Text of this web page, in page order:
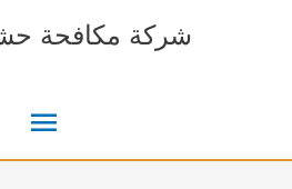
شركة مكافحة